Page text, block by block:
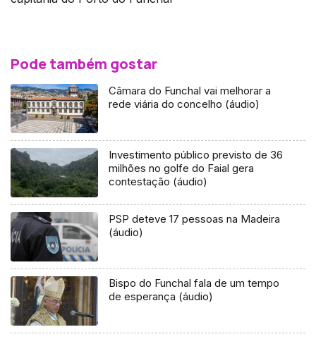
Pode também gostar
Câmara do Funchal vai melhorar a
rede viária do concelho (áudio)
Investimento público previsto de 36
milhões no golfe do Faial gera
contestação (áudio)
PSP deteve 17 pessoas na Madeira
(áudio)
Bispo do Funchal fala de um tempo
de esperança (áudio)